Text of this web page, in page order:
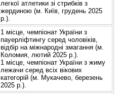
легкої атлетики зі стрибків з
жердиною (м. Київ, грудень 2025
р.).
1 місце, чемпіонат України з
пауерліфтингу серед чоловіків,
відбір на міжнародні змагання (м.
Коломия, лютий 2025 р.).
1 місце, чемпіонат України з жиму
лежачи серед всіх вікових
категорій (м. Мукачево, березень
2025 р.).